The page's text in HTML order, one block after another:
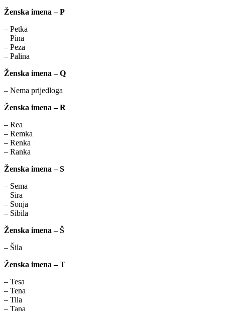
Ženska imena – P
– Petka
– Pina
– Peza
– Palina
Ženska imena – Q
– Nema prijedloga
Ženska imena – R
– Rea
– Remka
– Renka
– Ranka
Ženska imena – S
– Sema
– Sira
– Sonja
– Sibila
Ženska imena – Š
– Šila
Ženska imena – T
– Tesa
– Tena
– Tila
– Tana